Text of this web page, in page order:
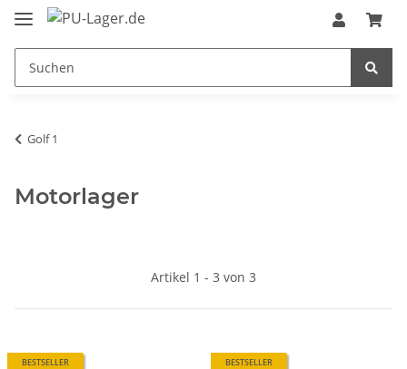
Golf 1
Motorlager
Artikel 1 - 3 von 3
BESTSELLER BESTSELLER